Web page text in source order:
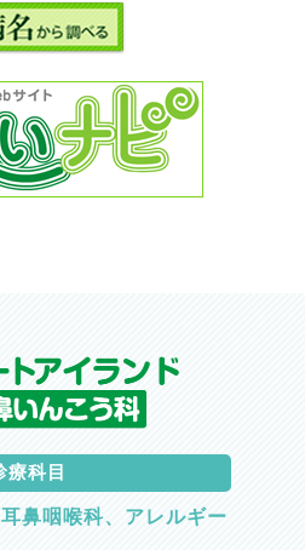
療科目
鼻咽喉科、アレルギー